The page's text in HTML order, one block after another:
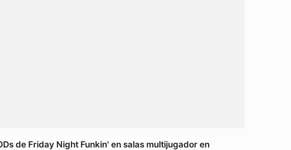
de Friday Night Funkin' en salas multijugador en